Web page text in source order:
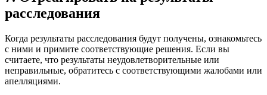
расследования
Когда результаты расследования будут получены, ознакомьтесь
с ними и примите соответствующие решения. Если вы
считаете, что результаты неудовлетворительные или
неправильные, обратитесь с соответствующими жалобами или
апелляциями.